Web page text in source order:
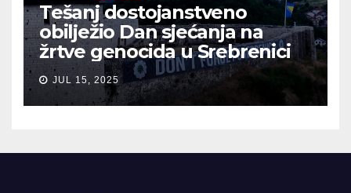
Tešanj dostojanstveno
obilježio Dan sjećanja na
žrtve genocida u Srebrenici
JUL 15, 2025